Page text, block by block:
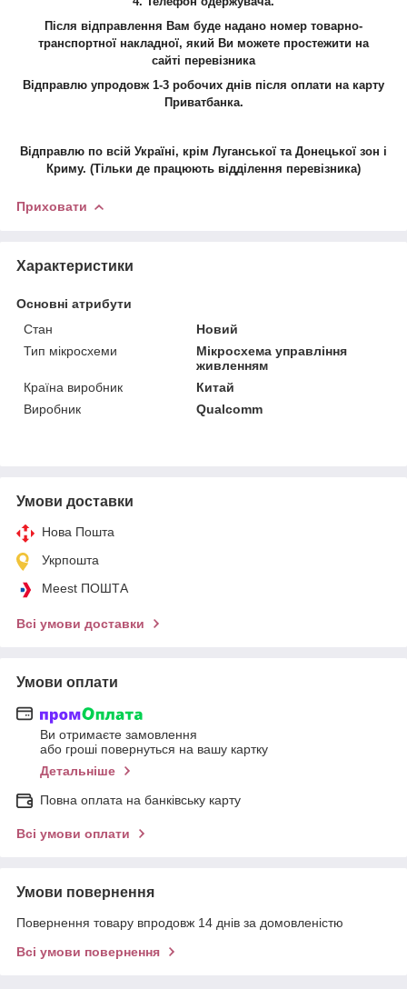
Після відправлення Вам буде надано номер товарно-
транспортної накладної, який Ви можете простежити на
сайті перевізника
Відправлю упродовж 1-3 робочих днів після оплати на карту
Приватбанка.
Відправлю по всій Україні, крім Луганської та Донецької зон і
Криму. (Тільки де працюють відділення перевізника)
Приховати
Характеристики
Основні атрибути
Стан
Новий
Тип мікросхеми
Мікросхема управління
живленням
Країна виробник
Китай
Виробник
Qualcomm
Умови доставки
Нова Пошта
Укрпошта
Meest ПОШТА
Всі умови доставки
Умови оплати
Ви отримаєте замовлення
або гроші повернуться на вашу картку
Детальніше
Повна оплата на банківську карту
Всі умови оплати
Умови повернення
Повернення товару впродовж 14 днів за домовленістю
Всі умови повернення